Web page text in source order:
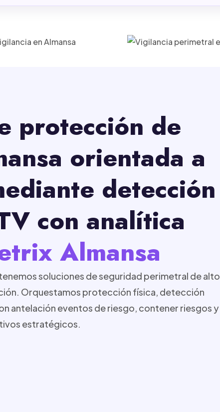
protección de
orientada a
detección
con analítica
Almansa
soluciones de seguridad perimetral de alto
Orquestamos protección física, detección
antelación eventos de riesgo, contener riesgos y
estratégicos.